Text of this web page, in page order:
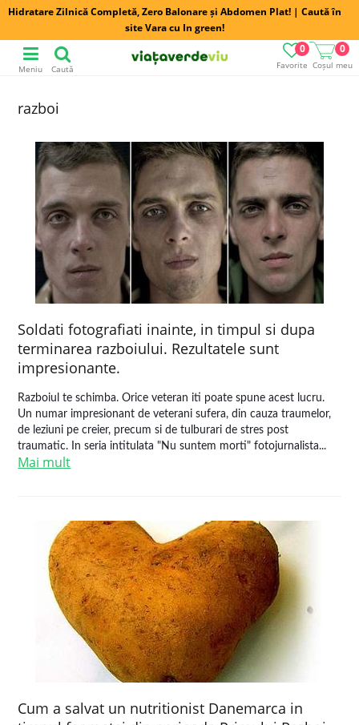
Hidratare Zilnică Completă, Zero Balonare și Abdomen Plat! | Caută în
site Vara cu In green!
Favorite
0
Coșul meu
0
Meniu Caută
razboi
Soldati fotografiati inainte, in timpul si dupa
terminarea razboiului. Rezultatele sunt
impresionante.
Razboiul te schimba. Orice veteran iti poate spune acest lucru.
Un numar impresionant de veterani sufera, din cauza traumelor,
de leziuni pe creier, precum si de tulburari de stres post
traumatic. In seria intitulata "Nu suntem morti" fotojurnalista...
Mai mult
Cum a salvat un nutritionist Danemarca in